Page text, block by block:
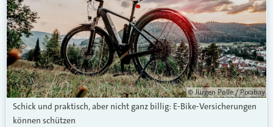
© Jürgen Polle / Pixabay
Schick und praktisch, aber nicht ganz billig: E-Bike-Versicherungen
können schützen